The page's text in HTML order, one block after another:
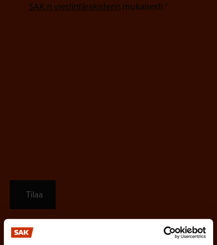
l
SAK:n viestintärekisterin mukaisesti *
Tilaa